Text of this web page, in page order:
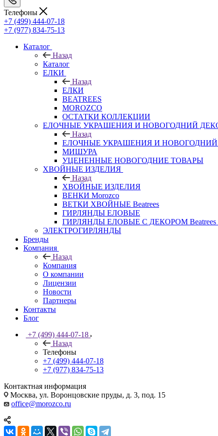
Телефоны
+7 (499) 444-07-18
+7 (977) 834-75-13
Каталог
Назад
Каталог
ЕЛКИ
Назад
ЕЛКИ
BEATREES
MOROZCO
ОСТАТКИ КОЛЛЕКЦИИ
ЕЛОЧНЫЕ УКРАШЕНИЯ И НОВОГОДНИЙ
Назад
ЕЛОЧНЫЕ УКРАШЕНИЯ И НОВОГОДНИЙ
МИШУРА
УЦЕНЕННЫЕ НОВОГОДНИЕ ТОВАРЫ
ХВОЙНЫЕ ИЗДЕЛИЯ
Назад
ХВОЙНЫЕ ИЗДЕЛИЯ
ВЕНКИ Morozco
ВЕТКИ ХВОЙНЫЕ Beatrees
ГИРЛЯНДЫ ЕЛОВЫЕ
ГИРЛЯНДЫ ЕЛОВЫЕ С ДЕКОРОМ Beatrees
ЭЛЕКТРОГИРЛЯНДЫ
Бренды
Компания
Назад
Компания
О компании
Лицензии
Новости
Партнеры
Контакты
Блог
+7 (499) 444-07-18
Назад
Телефоны
+7 (499) 444-07-18
+7 (977) 834-75-13
Контактная информация
Москва, ул. Воронцовские пруды, д. 3, под. 15
office@morozco.ru